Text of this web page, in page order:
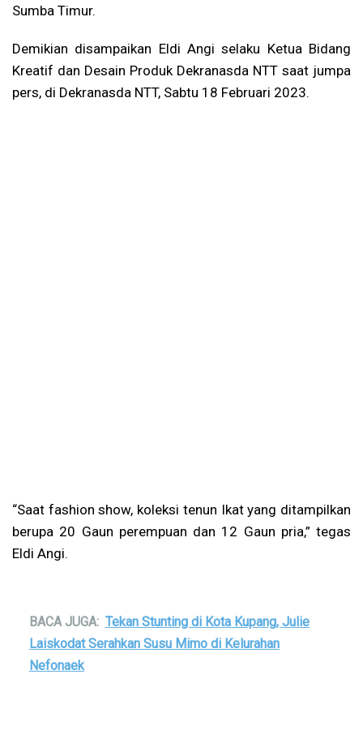
Sumba Timur.
Demikian disampaikan Eldi Angi selaku Ketua Bidang
Kreatif dan Desain Produk Dekranasda NTT saat jumpa
pers, di Dekranasda NTT, Sabtu 18 Februari 2023.
“Saat fashion show, koleksi tenun Ikat yang ditampilkan
berupa 20 Gaun perempuan dan 12 Gaun pria,” tegas
Eldi Angi.
BACA JUGA: Tekan Stunting di Kota Kupang, Julie
Laiskodat Serahkan Susu Mimo di Kelurahan
Nefonaek